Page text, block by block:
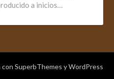
a inicios…
con SuperbThemes y WordPress